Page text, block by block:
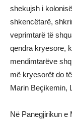
shekujsh i
shkencëtarë,
veprimtarë të
qendra kryesore,
mendimtarëve
më kryesorët do
Marin Beçikemin,
Në Panegjirikun e